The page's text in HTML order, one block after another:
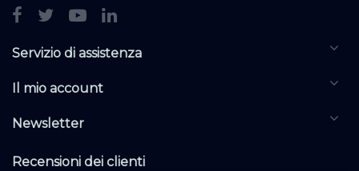
Servizio di assistenza
Il mio account
Newsletter
Recensioni dei clienti